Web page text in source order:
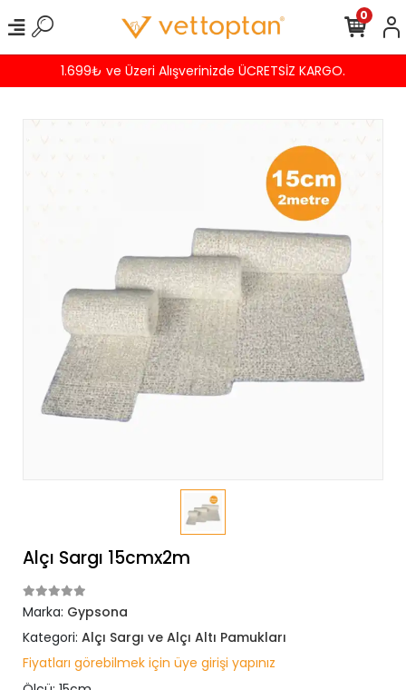
1.699₺ ve Üzeri Alışverinizde ÜCRETSİZ KARGO.
0
Alçı Sargı 15cmx2m
Marka: Gypsona
Kategori: Alçı Sargı ve Alçı Altı Pamukları
Fiyatları görebilmek için üye girişi yapınız